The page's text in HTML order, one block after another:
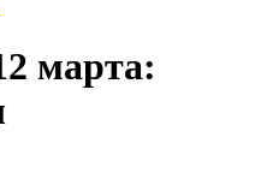
марта: